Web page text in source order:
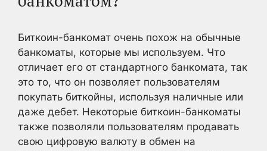
Биткоин-банкомат очень похож на обычные
банкоматы, которые мы используем. Что
отличает его от стандартного банкомата, так
это то, что он позволяет пользователям
покупать биткойны, используя наличные или
даже дебет. Некоторые биткоин-банкоматы
также позволяли пользователям продавать
свою цифровую валюту в обмен на